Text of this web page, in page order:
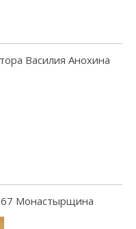
Василия Анохина
Монастырщина